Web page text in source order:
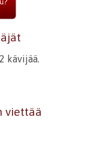
kävijää.
viettää